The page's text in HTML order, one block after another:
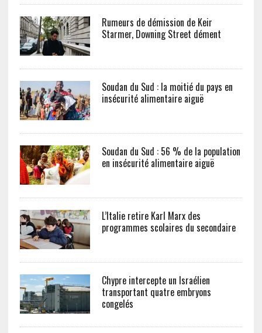
Rumeurs de démission de Keir
Starmer, Downing Street dément
Soudan du Sud : la moitié du pays en
insécurité alimentaire aiguë
Soudan du Sud : 56 % de la population
en insécurité alimentaire aiguë
L’Italie retire Karl Marx des
programmes scolaires du secondaire
Chypre intercepte un Israélien
transportant quatre embryons
congelés